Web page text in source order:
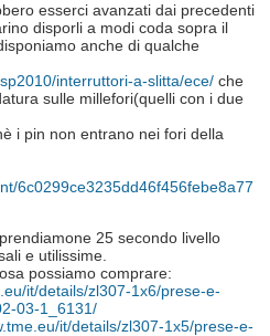
esserci avanzati dai precedenti
disporli a modi coda sopra il
anche di qualche
interruttori-a-slitta/ece/ che
sulle millefori(quelli con i due
i pin non entrano nei fori della
6c0299ce3235dd46f456febe8a77
25 secondo livello
e utilissime.
possiamo comprare:
it/details/zl307-1x6/prese-e-
03-1_6131/
it/details/zl307-1x5/prese-e-